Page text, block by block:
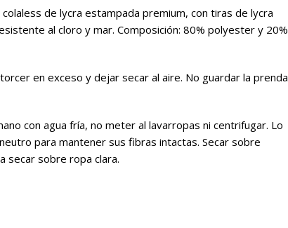
de lycra estampada premium, con tiras de lycra
al cloro y mar. Composición: 80% polyester y 20%
en exceso y dejar secar al aire. No guardar la prenda
con agua fría, no meter al lavarropas ni centrifugar. Lo
para mantener sus fibras intactas. Secar sobre
secar sobre ropa clara.